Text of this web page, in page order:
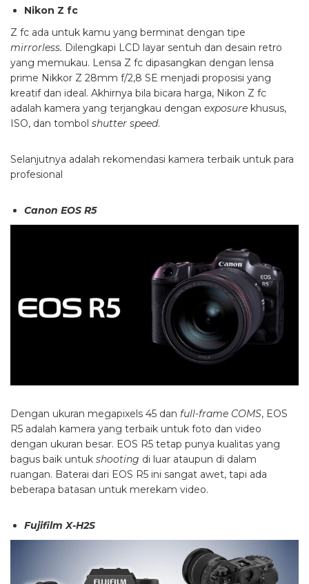
Nikon Z fc
Z fc ada untuk kamu yang berminat dengan tipe
mirrorless. Dilengkapi LCD layar sentuh dan desain retro
yang memukau. Lensa Z fc dipasangkan dengan lensa
prime Nikkor Z 28mm f/2,8 SE menjadi proposisi yang
kreatif dan ideal. Akhirnya bila bicara harga, Nikon Z fc
adalah kamera yang terjangkau dengan exposure khusus,
ISO, dan tombol shutter speed.
Selanjutnya adalah rekomendasi kamera terbaik untuk para
profesional
Canon EOS R5
Dengan ukuran megapixels 45 dan full-frame COMS, EOS
R5 adalah kamera yang terbaik untuk foto dan video
dengan ukuran besar. EOS R5 tetap punya kualitas yang
bagus baik untuk shooting di luar ataupun di dalam
ruangan. Baterai dari EOS R5 ini sangat awet, tapi ada
beberapa batasan untuk merekam video.
Fujifilm X-H2S